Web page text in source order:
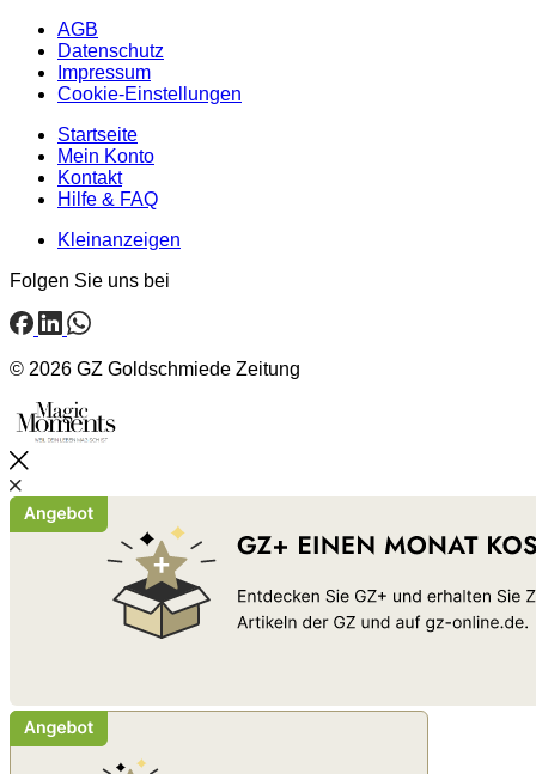
AGB
Datenschutz
Impressum
Cookie-Einstellungen
Startseite
Mein Konto
Kontakt
Hilfe & FAQ
Kleinanzeigen
Folgen Sie uns bei
© 2026 GZ Goldschmiede Zeitung
Schließen